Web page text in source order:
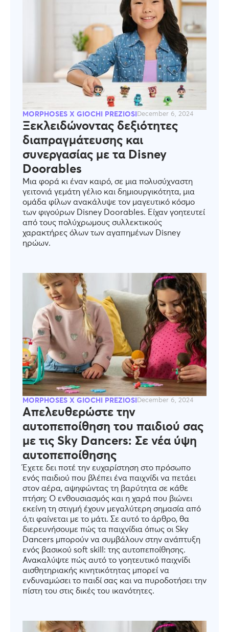
MORPHOSES X GIOCHI PREZIOSI December 6, 2024
Ξεκλειδώνοντας δεξιότητες
διαπραγμάτευσης και
συνεργασίας με τα Disney
Doorables
Μια φορά κι έναν καιρό, σε μια πολυσύχναστη
γειτονιά γεμάτη γέλιο και δημιουργικότητα, μια
ομάδα φίλων ανακάλυψε τον μαγευτικό κόσμο
των φιγούρων Disney Doorables. Είχαν γοητευτεί
από τους πολύχρωμους συλλεκτικούς
χαρακτήρες όλων των αγαπημένων Disney
ηρώων.
MORPHOSES X GIOCHI PREZIOSI December 6, 2024
Απελευθερώστε την
αυτοπεποίθηση του παιδιού σας
με τις Sky Dancers: Σε νέα ύψη
αυτοπεποίθησης
Έχετε δει ποτέ την ευχαρίστηση στο πρόσωπο
ενός παιδιού που βλέπει ένα παιχνίδι να πετάει
στον αέρα, αψηφώντας τη βαρύτητα σε κάθε
πτήση; Ο ενθουσιασμός και η χαρά που βιώνει
εκείνη τη στιγμή έχουν μεγαλύτερη σημασία από
ό,τι φαίνεται με το μάτι. Σε αυτό το άρθρο, θα
διερευνήσουμε πώς τα παιχνίδια όπως οι Sky
Dancers μπορούν να συμβάλουν στην ανάπτυξη
ενός βασικού soft skill: της αυτοπεποίθησης.
Ανακαλύψτε πώς αυτό το γοητευτικό παιχνίδι
αισθητηριακής κινητικότητας μπορεί να
ενδυναμώσει το παιδί σας και να πυροδοτήσει την
πίστη του στις δικές του ικανότητες.